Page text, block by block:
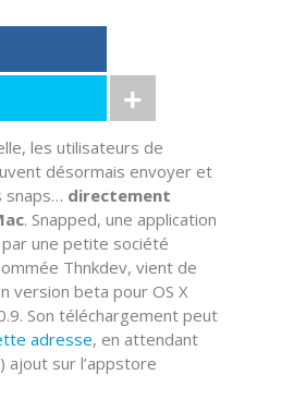
les utilisateurs de
désormais envoyer et
snaps… directement
. Snapped, une application
une petite société
Thnkdev, vient de
version beta pour OS X
Son téléchargement peut
adresse, en attendant
ajout sur l’appstore